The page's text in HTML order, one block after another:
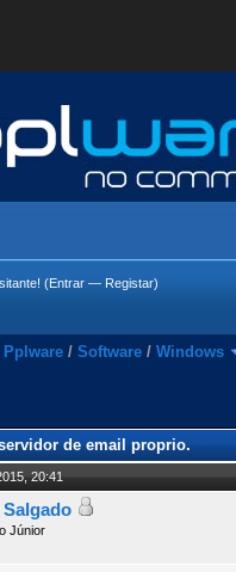
(Entrar — Registar)
Pplware / Software / Windows
de email proprio.
20:41
Júnior